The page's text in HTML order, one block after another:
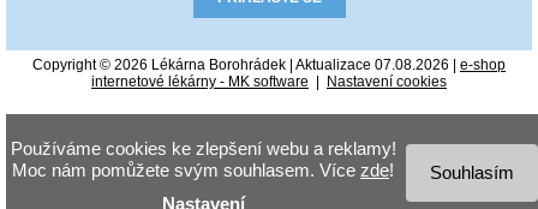
Copyright © 2026 Lékárna Borohrádek | Aktualizace 07.08.2026 | e-shop
internetové lékárny - MK software
Nastavení cookies
Souhlasím
Používáme cookies ke zlepšení webu a reklamy!
Moc nám pomůžete svým souhlasem. Více zde!
Nastavení